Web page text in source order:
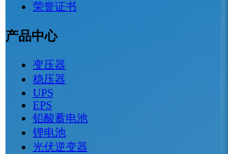
荣誉证书
产品中心
变压器
稳压器
UPS
EPS
铅酸蓄电池
锂电池
光伏逆变器